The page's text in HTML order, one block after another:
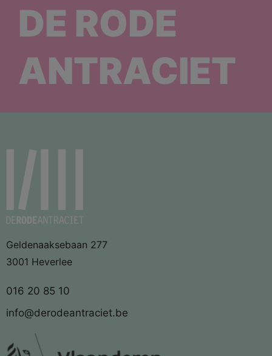
DE RODE
ANTRACIET
Geldenaaksebaan 277
3001 Heverlee
016 20 85 10
info@derodeantraciet.be